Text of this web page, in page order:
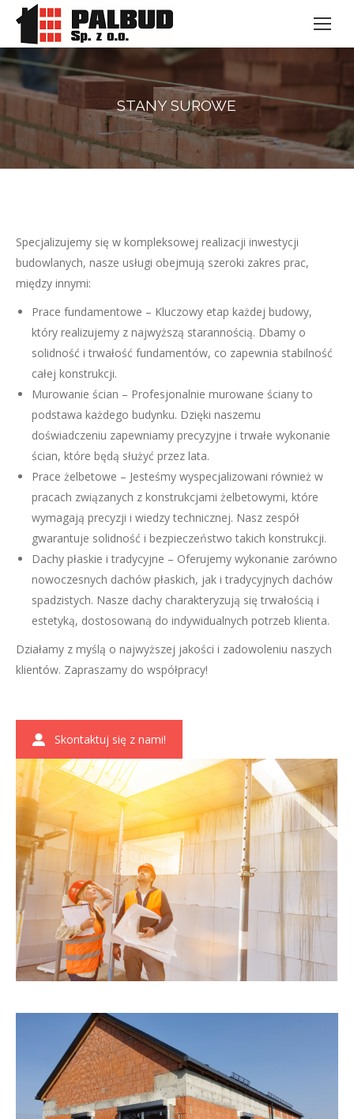
STANY SUROWE
Specjalizujemy się w kompleksowej realizacji inwestycji
budowlanych, nasze usługi obejmują szeroki zakres prac,
między innymi:
Prace fundamentowe – Kluczowy etap każdej budowy,
który realizujemy z najwyższą starannością. Dbamy o
solidność i trwałość fundamentów, co zapewnia stabilność
całej konstrukcji.
Murowanie ścian – Profesjonalnie murowane ściany to
podstawa każdego budynku. Dzięki naszemu
doświadczeniu zapewniamy precyzyjne i trwałe wykonanie
ścian, które będą służyć przez lata.
Prace żelbetowe – Jesteśmy wyspecjalizowani również w
pracach związanych z konstrukcjami żelbetowymi, które
wymagają precyzji i wiedzy technicznej. Nasz zespół
gwarantuje solidność i bezpieczeństwo takich konstrukcji.
Dachy płaskie i tradycyjne – Oferujemy wykonanie zarówno
nowoczesnych dachów płaskich, jak i tradycyjnych dachów
spadzistych. Nasze dachy charakteryzują się trwałością i
estetyką, dostosowaną do indywidualnych potrzeb klienta.
Działamy z myślą o najwyższej jakości i zadowoleniu naszych
klientów. Zapraszamy do współpracy!
Skontaktuj się z nami!